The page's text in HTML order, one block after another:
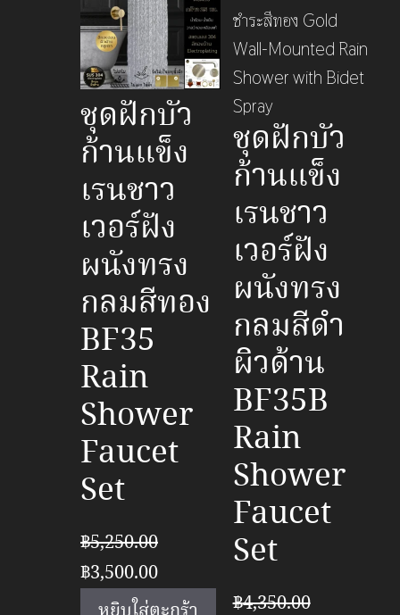
ชุดฝักบัว
ก้านแข็ง
เรนชาว
เวอร์ฝัง
ผนังทรง
กลมสีทอง
BF35
Rain
Shower
Faucet
Set
฿5,250.00
Original
price
฿3,500.00Current
price
ชุดฝักบัว
ก้านแข็ง
เรนชาว
เวอร์ฝัง
ผนังทรง
กลมสีดำ
ผิวด้าน
BF35B
Rain
Shower
Faucet
Set
฿4,350.00